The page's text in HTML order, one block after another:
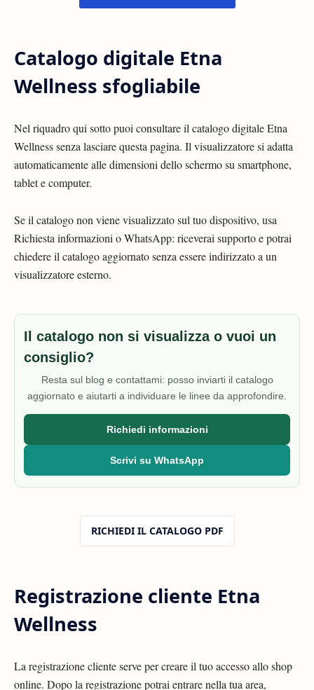
Catalogo digitale Etna
Wellness sfogliabile
Nel riquadro qui sotto puoi consultare il catalogo digitale Etna
Wellness senza lasciare questa pagina. Il visualizzatore si adatta
automaticamente alle dimensioni dello schermo su smartphone,
tablet e computer.
Se il catalogo non viene visualizzato sul tuo dispositivo, usa
Richiesta informazioni o WhatsApp: riceverai supporto e potrai
chiedere il catalogo aggiornato senza essere indirizzato a un
visualizzatore esterno.
Il catalogo non si visualizza o vuoi un
consiglio?
Resta sul blog e contattami: posso inviarti il catalogo
aggiornato e aiutarti a individuare le linee da approfondire.
Richiedi informazioni
Scrivi su WhatsApp
RICHIEDI IL CATALOGO PDF
Registrazione cliente Etna
Wellness
La registrazione cliente serve per creare il tuo accesso allo shop
online. Dopo la registrazione potrai entrare nella tua area,